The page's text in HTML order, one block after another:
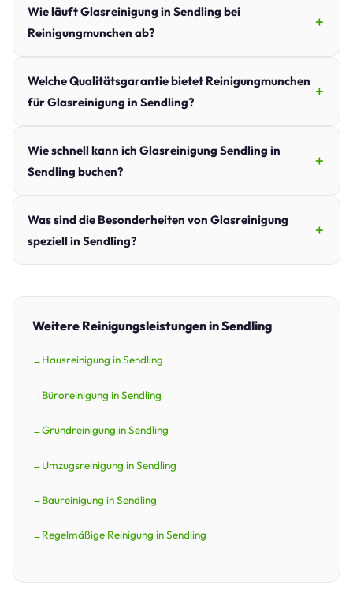
Wie läuft Glasreinigung in Sendling bei
Reinigungmunchen ab?
Welche Qualitätsgarantie bietet Reinigungmunchen
für Glasreinigung in Sendling?
Wie schnell kann ich Glasreinigung Sendling in
Sendling buchen?
Was sind die Besonderheiten von Glasreinigung
speziell in Sendling?
Weitere Reinigungsleistungen in Sendling
Hausreinigung in Sendling
Büroreinigung in Sendling
Grundreinigung in Sendling
Umzugsreinigung in Sendling
Baureinigung in Sendling
Regelmäßige Reinigung in Sendling